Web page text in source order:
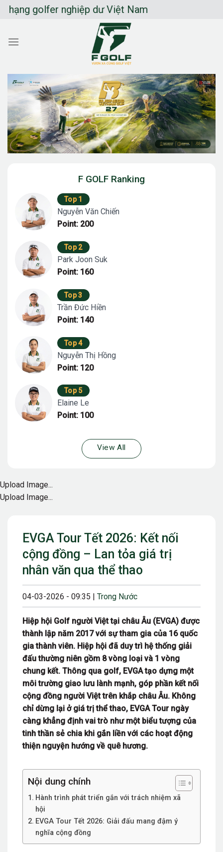
Chuyển
dung
nghiệp dư Việt Nam
EVGA Tour Tết 2026: Kết nối
cộng đồng – Lan tỏa giá trị
nhân văn qua thể thao
04-03-2026 - 09:35 | Trong Nước
Hiệp hội Golf người Việt tại châu Âu (EVGA) được
thành lập năm 2017 với sự tham gia của 16 quốc
gia thành viên. Hiệp hội đã duy trì hệ thống giải
đấu thường niên gồm 8 vòng loại và 1 vòng
chung kết. Thông qua golf, EVGA tạo dựng một
môi trường giao lưu lành mạnh, góp phần kết nối
cộng đồng người Việt trên khắp châu Âu. Không
chỉ dừng lại ở giá trị thể thao, EVGA Tour ngày
càng khẳng định vai trò như một biểu tượng của
tinh thần sẻ chia khi gắn liền với các hoạt động
thiện nguyện hướng về quê hương.
Nội dung chính
Hành trình phát triển gắn với trách nhiệm xã
hội
EVGA Tour Tết 2026: Giải đấu mang đậm ý
nghĩa cộng đồng
F GOLF Ranking
Top 1
Nguyễn Văn Chiến
Point: 200
Top 2
Park Joon Suk
Point: 160
Top 3
Trần Đức Hiền
Point: 140
Top 4
Nguyễn Thị Hồng
Point: 120
Top 5
Elaine Le
Point: 100
View All
Upload Image...
Upload Image...